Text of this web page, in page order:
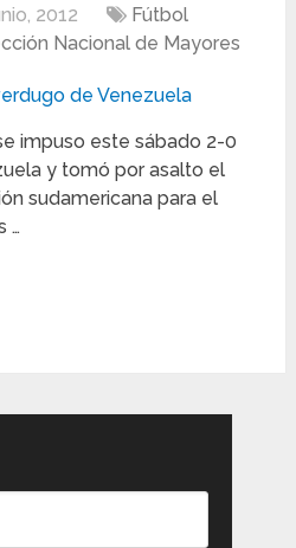
2012
Fútbol
Nacional de Mayores
impuso este sábado 2-0
y tomó por asalto el
sudamericana para el
…